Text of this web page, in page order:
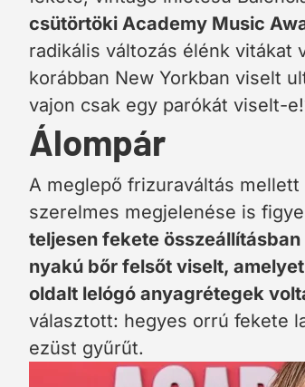
csütörtöki Academy Music
radikális változás élénk vitákat
korábban New Yorkban viselt
vajon csak egy parókát viselt-
Álompár
A meglepő frizuraváltás
szerelmes megjelenése is
teljesen fekete
nyakú bőr felsőt viselt,
oldalt lelógó anyagrétegek
választott: hegyes orrú fekete
ezüst gyűrűt.